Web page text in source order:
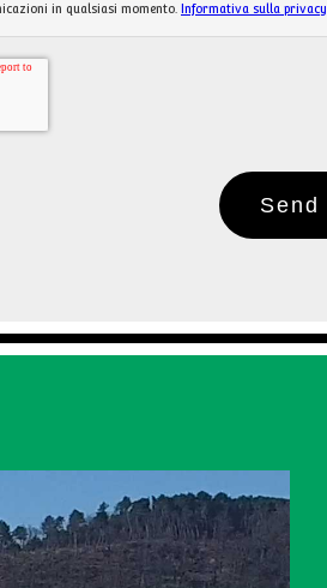
in qualsiasi momento.
Informativa sulla privacy